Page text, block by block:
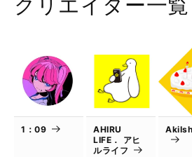
クリエイター一覧
1：09
AHIRU
LIFE． アヒ
ルライフ